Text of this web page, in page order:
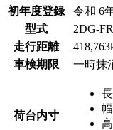
初年度登録
令和 6
型式
2DG-
走行距離
車検期限
一時抹
荷台内寸
長
幅
高